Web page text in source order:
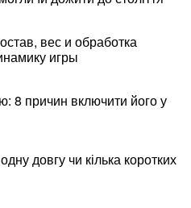
вес и обработка
игры
8 причин включити його у
довгу чи кілька коротких